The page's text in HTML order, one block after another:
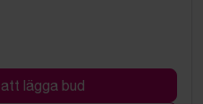
lägga bud